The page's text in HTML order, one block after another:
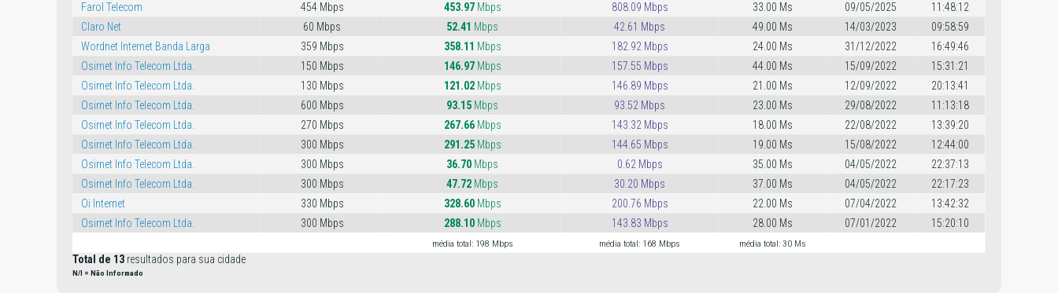
Farol Telecom
454 Mbps 453.97Mbps 808.09 Mbps 33.00 Ms 09/05/2025
11:48:12
Claro Net
60 Mbps 52.41 Mbps 42.61 Mbps 49.00 Ms 14/03/2023
09:58:59
Wordnet Internet Banda Larga
359 Mbps 358.11 Mbps 182.92 Mbps 24.00 Ms 31/12/2022
16:49:46
Osirnet Info Telecom Ltda.
150 Mbps 146.97Mbps 157.55 Mbps 44.00 Ms 15/09/2022
15:31:21
Osirnet Info Telecom Ltda.
130 Mbps 121.02Mbps 146.89 Mbps 21.00 Ms 12/09/2022
20:13:41
Osirnet Info Telecom Ltda.
600 Mbps 93.15 Mbps 93.52 Mbps 23.00 Ms 29/08/2022
11:13:18
Osirnet Info Telecom Ltda.
270 Mbps 267.66Mbps 143.32 Mbps 18.00 Ms 22/08/2022
13:39:20
Osirnet Info Telecom Ltda.
300 Mbps 291.25Mbps 144.65 Mbps 19.00 Ms 15/08/2022
12:44:00
Osirnet Info Telecom Ltda.
300 Mbps 36.70 Mbps 0.62 Mbps 35.00 Ms 04/05/2022
22:37:13
Osirnet Info Telecom Ltda.
300 Mbps 47.72 Mbps 30.20 Mbps 37.00 Ms 04/05/2022
22:17:23
Oi Internet
330 Mbps 328.60Mbps 200.76 Mbps 22.00 Ms 07/04/2022
13:42:32
Osirnet Info Telecom Ltda.
300 Mbps 288.10Mbps 143.83 Mbps 28.00 Ms 07/01/2022 15:20:10
média total: 198 Mbps média total: 168 Mbps média total: 30 Ms
Total de 13 resultados para sua cidade
N/I = Não Informado